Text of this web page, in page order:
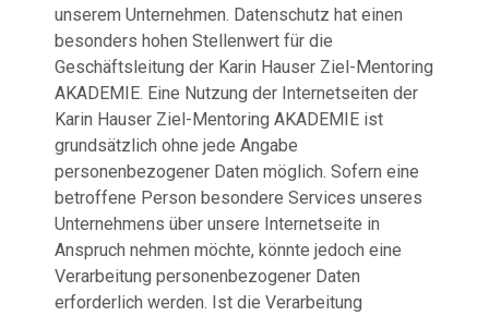
unserem Unternehmen. Datenschutz hat einen
besonders hohen Stellenwert für die
Geschäftsleitung der Karin Hauser Ziel-Mentoring
AKADEMIE. Eine Nutzung der Internetseiten der
Karin Hauser Ziel-Mentoring AKADEMIE ist
grundsätzlich ohne jede Angabe
personenbezogener Daten möglich. Sofern eine
betroffene Person besondere Services unseres
Unternehmens über unsere Internetseite in
Anspruch nehmen möchte, könnte jedoch eine
Verarbeitung personenbezogener Daten
erforderlich werden. Ist die Verarbeitung